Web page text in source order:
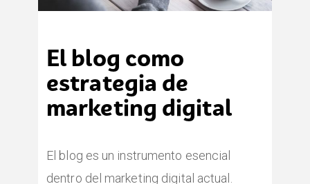
El blog como
estrategia de
marketing digital
El blog es un instrumento esencial
dentro del marketing digital actual.